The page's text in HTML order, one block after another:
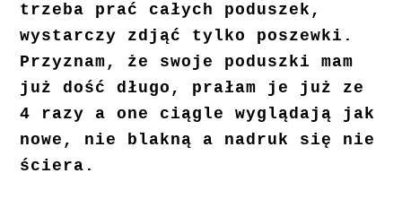
trzeba prać całych poduszek,
wystarczy zdjąć tylko poszewki.
Przyznam, że swoje poduszki mam
już dość długo, prałam je już ze
4 razy a one ciągle wyglądają jak
nowe, nie blakną a nadruk się nie
ściera.